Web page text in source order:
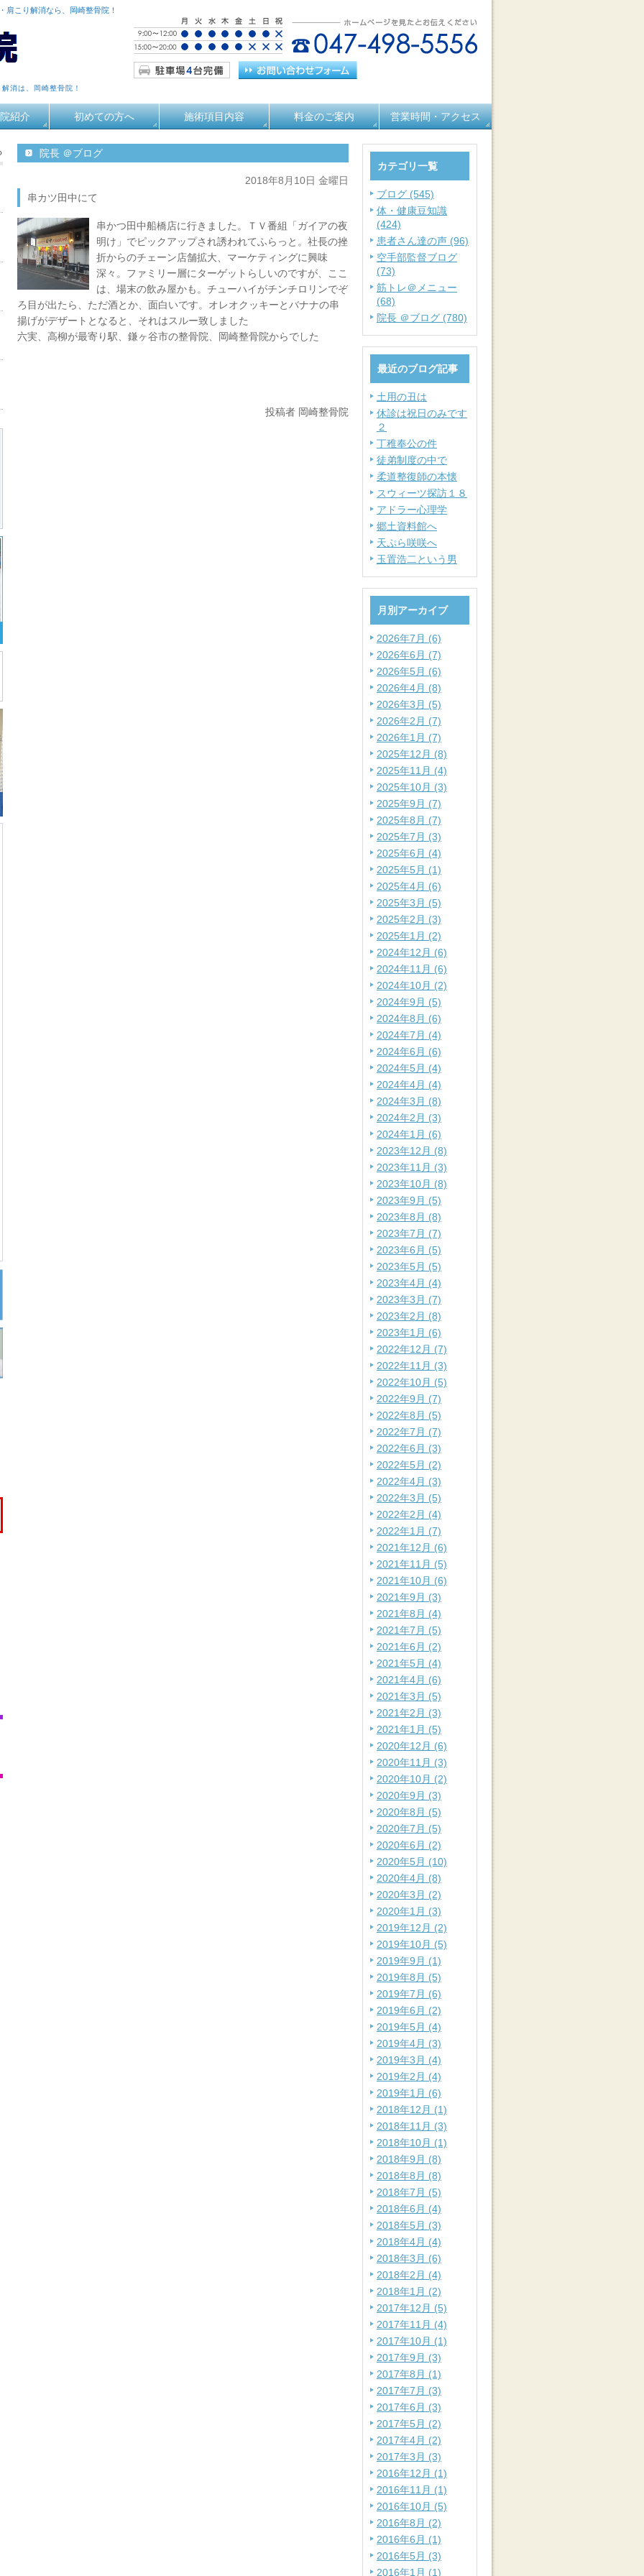
肩こり解消なら、岡崎整骨院！
消は、岡崎整骨院！
紹介 初めての方へ 施術項目内容 料金のご案内 営業時間・アクセス
院長 ＠ブログ
2018年8月10日 金曜日
串カツ田中にて
串かつ田中船橋店に行きました。ＴＶ番組「ガイアの夜
明け」でピックアップされ誘われてふらっと。社長の挫
折からのチェーン店舗拡大、マーケティングに興味
深々。ファミリー層にターゲットらしいのですが、ここ
は、場末の飲み屋かも。チューハイがチンチロリンでぞ
ろ目が出たら、ただ酒とか、面白いです。オレオクッキーとバナナの串
揚げがデザートとなると、それはスルー致しました
六実、高柳が最寄り駅、鎌ヶ谷市の整骨院、岡崎整骨院からでした
投稿者 岡崎整骨院
カテゴリ一覧
ブログ (545)
体・健康豆知識
(424)
患者さん達の声 (96)
空手部監督ブログ
(73)
筋トレ＠メニュー
(68)
院長 ＠ブログ (780)
最近のブログ記事
土用の丑は
休診は祝日のみです
２
丁稚奉公の件
徒弟制度の中で
柔道整復師の本懐
スウィーツ探訪１８
アドラー心理学
郷土資料館へ
天ぷら咲咲へ
玉置浩二という男
月別アーカイブ
2026年7月 (6)
2026年6月 (7)
2026年5月 (6)
2026年4月 (8)
2026年3月 (5)
2026年2月 (7)
2026年1月 (7)
2025年12月 (8)
2025年11月 (4)
2025年10月 (3)
2025年9月 (7)
2025年8月 (7)
2025年7月 (3)
2025年6月 (4)
2025年5月 (1)
2025年4月 (6)
2025年3月 (5)
2025年2月 (3)
2025年1月 (2)
2024年12月 (6)
2024年11月 (6)
2024年10月 (2)
2024年9月 (5)
2024年8月 (6)
2024年7月 (4)
2024年6月 (6)
2024年5月 (4)
2024年4月 (4)
2024年3月 (8)
2024年2月 (3)
2024年1月 (6)
2023年12月 (8)
2023年11月 (3)
2023年10月 (8)
2023年9月 (5)
2023年8月 (8)
2023年7月 (7)
2023年6月 (5)
2023年5月 (5)
2023年4月 (4)
2023年3月 (7)
2023年2月 (8)
2023年1月 (6)
2022年12月 (7)
2022年11月 (3)
2022年10月 (5)
2022年9月 (7)
2022年8月 (5)
2022年7月 (7)
2022年6月 (3)
2022年5月 (2)
2022年4月 (3)
2022年3月 (5)
2022年2月 (4)
2022年1月 (7)
2021年12月 (6)
2021年11月 (5)
2021年10月 (6)
2021年9月 (3)
2021年8月 (4)
2021年7月 (5)
2021年6月 (2)
2021年5月 (4)
2021年4月 (6)
2021年3月 (5)
2021年2月 (3)
2021年1月 (5)
2020年12月 (6)
2020年11月 (3)
2020年10月 (2)
2020年9月 (3)
2020年8月 (5)
2020年7月 (5)
2020年6月 (2)
2020年5月 (10)
2020年4月 (8)
2020年3月 (2)
2020年1月 (3)
2019年12月 (2)
2019年10月 (5)
2019年9月 (1)
2019年8月 (5)
2019年7月 (6)
2019年6月 (2)
2019年5月 (4)
2019年4月 (3)
2019年3月 (4)
2019年2月 (4)
2019年1月 (6)
2018年12月 (1)
2018年11月 (3)
2018年10月 (1)
2018年9月 (8)
2018年8月 (8)
2018年7月 (5)
2018年6月 (4)
2018年5月 (3)
2018年4月 (4)
2018年3月 (6)
2018年2月 (4)
2018年1月 (2)
2017年12月 (5)
2017年11月 (4)
2017年10月 (1)
2017年9月 (3)
2017年8月 (1)
2017年7月 (3)
2017年6月 (3)
2017年5月 (2)
2017年4月 (2)
2017年3月 (3)
2016年12月 (1)
2016年11月 (1)
2016年10月 (5)
2016年8月 (2)
2016年6月 (1)
2016年5月 (3)
2016年1月 (1)